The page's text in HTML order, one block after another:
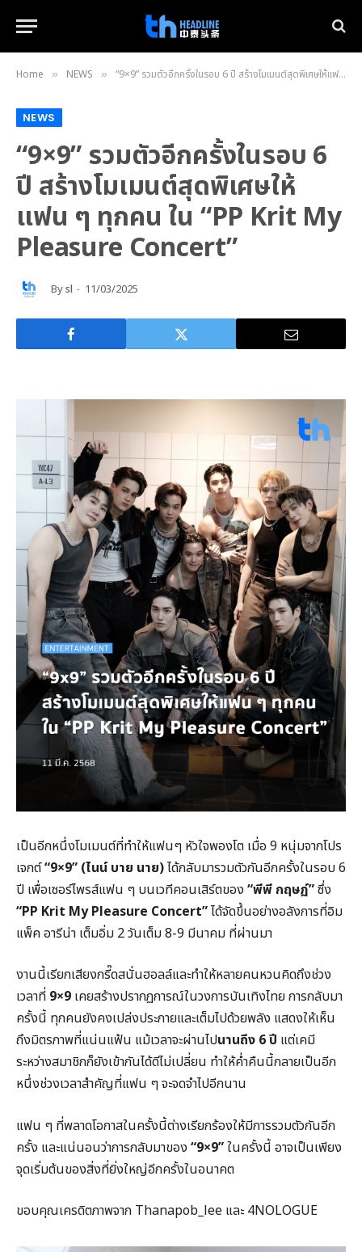
Home » NEWS » “9×9” รวมตัวอีกครั้งในรอบ 6 ปี สร้างโมเมนต์สุดพิเศษให้แฟน ๆ ทุกคน ใน “PP Krit My Pleasure Concert”
NEWS
“9×9” รวมตัวอีกครั้งในรอบ 6
ปี สร้างโมเมนต์สุดพิเศษให้
แฟน ๆ ทุกคน ใน “PP Krit My
Pleasure Concert”
Bysl 11/03/2025
เป็นอีกหนึ่งโมเมนต์ที่ทำให้แฟนๆ หัวใจพองโต เมื่อ 9 หนุ่มจากโปร
เจกต์“9×9” (ไนน์ บาย นาย)ได้กลับมารวมตัวกันอีกครั้งในรอบ 6
ปี เพื่อเซอร์ไพรส์แฟน ๆ บนเวทีคอนเสิร์ตของ “พีพี กฤษฏ์”ซึ่ง
“PP Krit My Pleasure Concert”ได้จัดขึ้นอย่างอลังการที่อิม
แพ็ค อารีน่า เต็มอิ่ม 2 วันเต็ม 8-9 มีนาคม ที่ผ่านมา
งานนี้เรียกเสียงกรี๊ดสนั่นฮอลล์และทำให้หลายคนหวนคิดถึงช่วง
เวลาที่ 9×9 เคยสร้างปรากฏการณ์ในวงการบันเทิงไทย การกลับมา
ครั้งนี้ ทุกคนยังคงเปล่งประกายและเต็มไปด้วยพลัง แสดงให้เห็น
ถึงมิตรภาพที่แน่นแฟ้น แม้เวลาจะผ่านไปนานถึง 6 ปี แต่เคมี
ระหว่างสมาชิกก็ยังเข้ากันได้ดีไม่เปลี่ยน ทำให้ค่ำคืนนี้กลายเป็นอีก
หนึ่งช่วงเวลาสำคัญที่แฟน ๆ จะจดจำไปอีกนาน
แฟน ๆ ที่พลาดโอกาสในครั้งนี้ต่างเรียกร้องให้มีการรวมตัวกันอีก
ครั้ง และแน่นอนว่าการกลับมาของ “9×9”ในครั้งนี้ อาจเป็นเพียง
จุดเริ่มต้นของสิ่งที่ยิ่งใหญ่อีกครั้งในอนาคต
ขอบคุณเครดิตภาพจาก Thanapob_lee และ 4NOLOGUE